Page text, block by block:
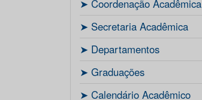
ㅤ➤ Coordenação Acadêmica
ㅤㅤ➤ Secretaria Acadêmica
ㅤ➤ Departamentos
ㅤ➤ Graduações
ㅤ➤ Calendário Acadêmico